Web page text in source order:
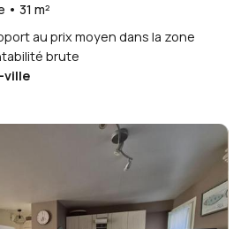
31 m²
au prix moyen dans la zone
brute
ville